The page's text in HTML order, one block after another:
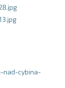
cybina-